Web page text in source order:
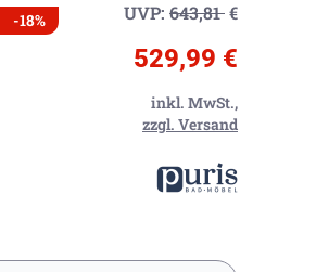
-18% UVP: 643,81€
529,99 €
inkl. MwSt.,
zzgl. Versand